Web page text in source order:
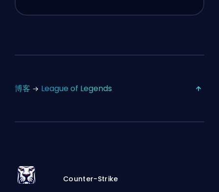
博客 League of Legends
Counter-Strike